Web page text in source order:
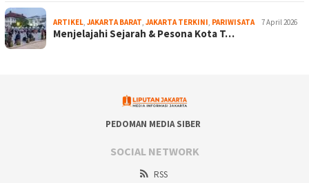
ARTIKEL JAKARTA BARAT JAKARTA TERKINI PARIWISATA 7 April 2026
Menjelajahi Sejarah & Pesona Kota T…
PEDOMAN MEDIA SIBER
SOCIAL NETWORK
RSS